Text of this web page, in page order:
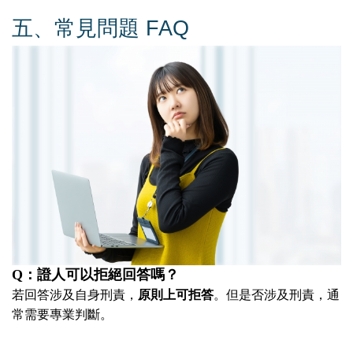
五、常見問題 FAQ
Q ：證人可以拒絕回答嗎？
若回答涉及自身刑責， 原則上可拒答。但是否涉及刑責，通
常需要專業判斷。